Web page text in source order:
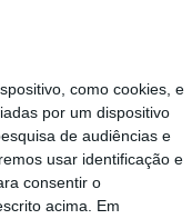
como cookies, e
por um dispositivo
de audiências e
usar identificação e
consentir o
acima. Em
amostra do
cidadãos ao
que delas se
não permitem
situações de
da tal